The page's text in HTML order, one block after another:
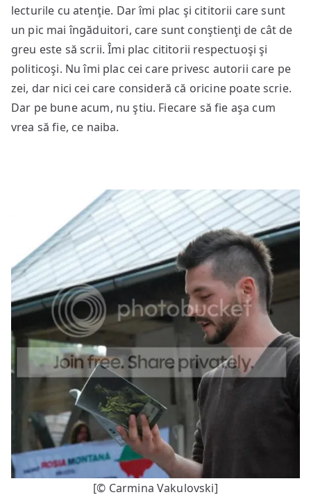
lecturile cu atenţie. Dar îmi plac şi cititorii care sunt
un pic mai îngăduitori, care sunt conştienţi de cât de
greu este să scrii. Îmi plac cititorii respectuoşi şi
politicoşi. Nu îmi plac cei care privesc autorii care pe
zei, dar nici cei care consideră că oricine poate scrie.
Dar pe bune acum, nu ştiu. Fiecare să fie aşa cum
vrea să fie, ce naiba.
[© Carmina Vakulovski]